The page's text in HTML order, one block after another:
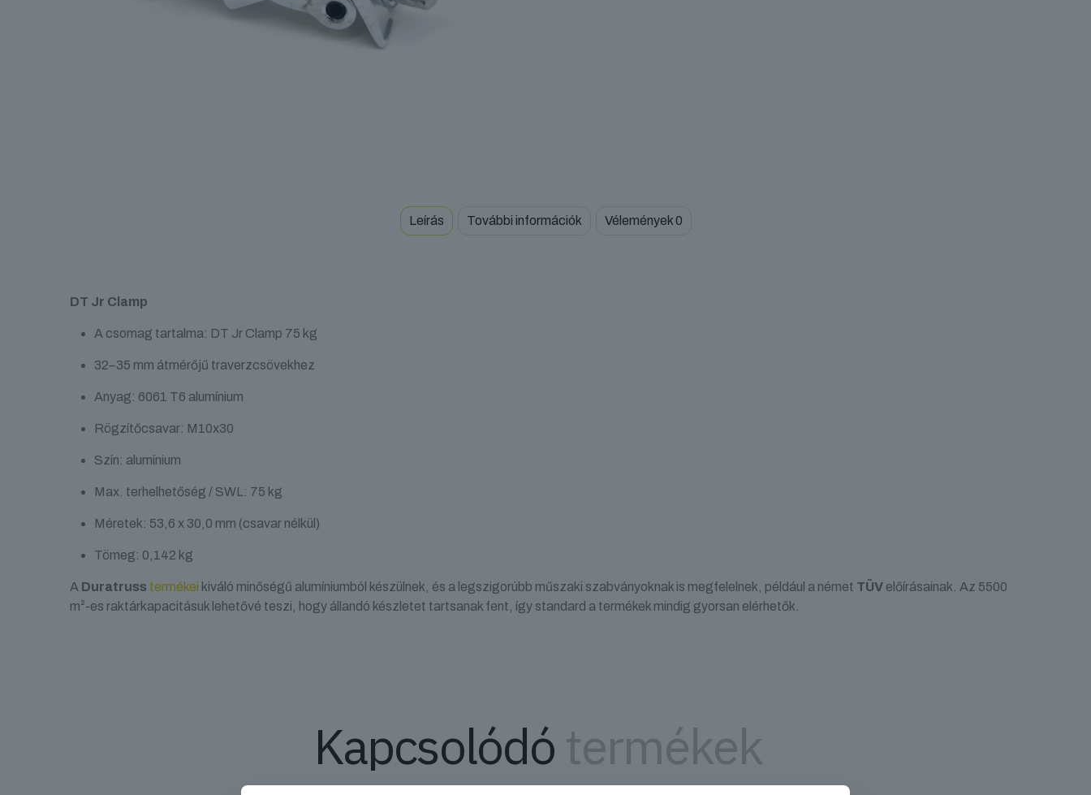
Leírás További információk Vélemények0
DT Jr Clamp
A csomag tartalma: DT Jr Clamp 75 kg
32–35 mm átmérőjű traverzcsövekhez
Anyag: 6061 T6 alumínium
Rögzítőcsavar: M10x30
Szín: alumínium
Max. terhelhetőség / SWL: 75 kg
Méretek: 53,6 x 30,0 mm (csavar nélkül)
Tömeg: 0,142 kg
A Duratruss termékei kiváló minőségű alumíniumból készülnek, és a legszigorúbb műszaki szabványoknak is megfelelnek, például a német TÜVelőírásainak. Az 5500
m²-es raktárkapacitásuk lehetővé teszi, hogy állandó készletet tartsanak fent, így standard a termékek mindig gyorsan elérhetők.
Kapcsolódótermékek